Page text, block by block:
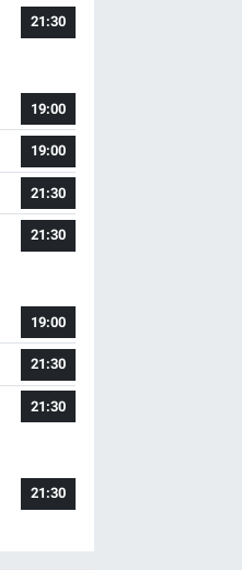
21:30
19:00
19:00
21:30
21:30
19:00
21:30
21:30
21:30